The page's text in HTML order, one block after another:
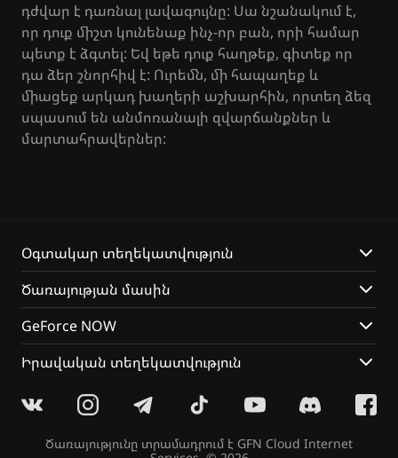
դժվար է դառնալ լավագույնը: Սա նշանակում է,
որ դուք միշտ կունենաք ինչ-որ բան, որի համար
պետք է ձգտել: Եվ եթե դուք հաղթեք, գիտեք որ
դա ձեր շնորհիվ է: Ուրեմն, մի հապաղեք և
միացեք արկադ խաղերի աշխարհին, որտեղ ձեզ
սպասում են անմոռանալի զվարճանքներ և
մարտահրավերներ:
Օգտակար տեղեկատվություն
Ծառայության մասին
GeForce NOW
Իրավական տեղեկատվություն
Ծառայությունը տրամադրում է GFN Cloud Internet